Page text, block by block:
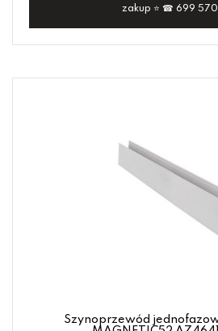
zakup ⭐ ☎ 699
Szynoprzewód